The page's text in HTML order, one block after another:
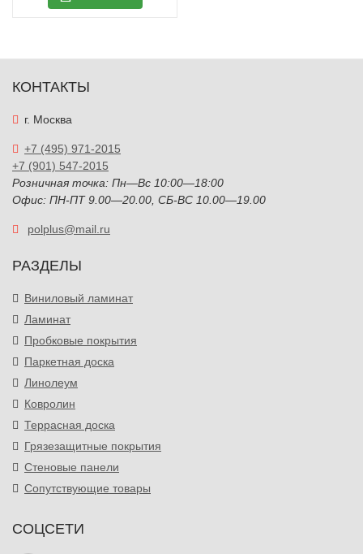
КОНТАКТЫ
г. Москва
+7 (495) 971-2015
+7 (901) 547-2015
Розничная точка: Пн—Вс 10:00—18:00
Офис: ПН-ПТ 9.00—20.00, СБ-ВС 10.00—19.00
polplus@mail.ru
РАЗДЕЛЫ
Виниловый ламинат
Ламинат
Пробковые покрытия
Паркетная доска
Линолеум
Ковролин
Террасная доска
Грязезащитные покрытия
Стеновые панели
Сопутствующие товары
СОЦСЕТИ